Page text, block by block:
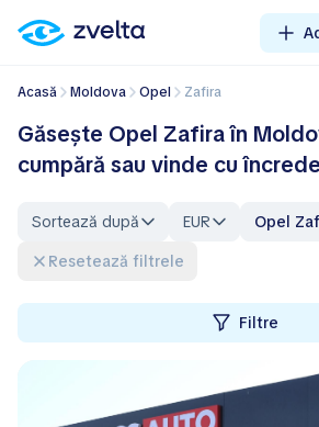
Acasă Moldova Opel Zafira
Găsește Opel Zafira în
cumpără sau vinde cu
Sortează după EUR
Opel
Resetează filtrele
Filtre